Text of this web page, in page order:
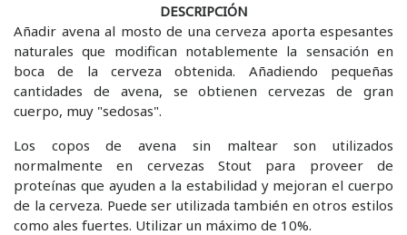
DESCRIPCIÓN
Añadir avena al mosto de una cerveza aporta espesantes
naturales que modifican notablemente la sensación en
boca de la cerveza obtenida. Añadiendo pequeñas
cantidades de avena, se obtienen cervezas de gran
cuerpo, muy "sedosas".
Los copos de avena sin maltear son utilizados
normalmente en cervezas Stout para proveer de
proteínas que ayuden a la estabilidad y mejoran el cuerpo
de la cerveza. Puede ser utilizada también en otros estilos
como ales fuertes. Utilizar un máximo de 10%.